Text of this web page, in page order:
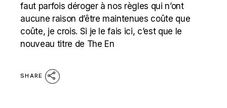
faut parfois déroger à nos règles qui n’ont
aucune raison d’être maintenues coûte que
coûte, je crois. Si je le fais ici, c’est que le
nouveau titre de The En
SHARE